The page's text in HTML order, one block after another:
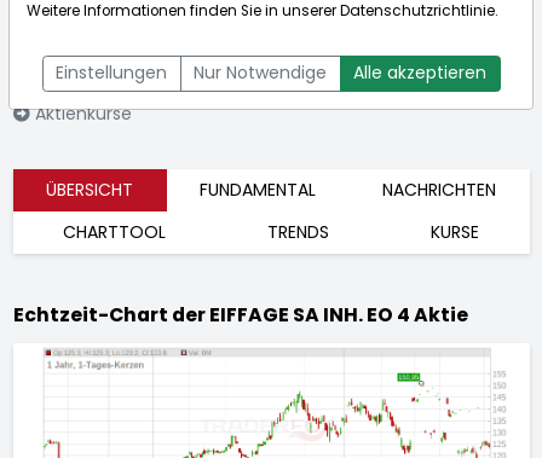
[WKN: 853452 | ISIN:
FR0000130452]
Aktienkurse
Bid:123,500€Ask:124,100€
ÜBERSICHT FUNDAMENTAL
NACHRICHTEN
CHARTTOOL
TRENDS KURSE
Echtzeit-Chart der EIFFAGE SA INH. EO 4 Aktie
Weitere Informationen finden Sie in unsererDatenschutzrichtlinie.
Einstellungen Nur Notwendige Alle akzeptieren